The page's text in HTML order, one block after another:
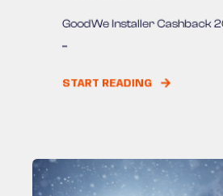
GoodWe Installer Cashback
...
START READING